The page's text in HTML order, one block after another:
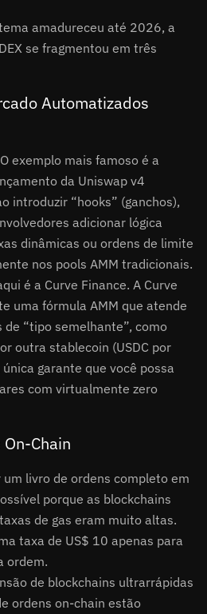
amadureceu até 2026, a
se fragmentou em três
Automatizados
exemplo mais famoso é a
da Uniswap v4
introduzir “hooks” (ganchos),
adicionar lógica
dinâmicas ou ordens de limite
nos pools AMM tradicionais.
é a Curve Finance. A Curve
uma fórmula AMM que atende
“tipo semelhante”, como
outra stablecoin (USDC por
garante que você possa
com virtualmente zero
Chain
livro de ordens completo em
porque as blockchains
de gas eram muito altas.
taxa de US$ 10 apenas para
ordem.
de blockchains ultrarrápidas
ordens on-chain estão